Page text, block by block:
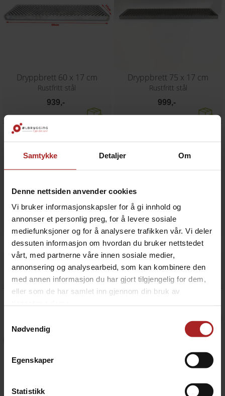
Samtykke Detaljer Om
Denne nettsiden anvender cookies
Vi bruker informasjonskapsler for å gi innhold og
annonser et personlig preg, for å levere sosiale
mediefunksjoner og for å analysere trafikken vår. Vi deler
dessuten informasjon om hvordan du bruker nettstedet
vårt, med partnerne våre innen sosiale medier,
annonsering og analysearbeid, som kan kombinere den
med annen informasjon du har gjort tilgjengelig for dem,
eller som de har samlet inn gjennom din bruk av
Nødvendig
Egenskaper
Statistikk
Dryppbrett 60 x 17 cm
Rustfritt stål
939,-
Dryppbrett 75 x 17 cm
Rustfritt stål
999,-
Dryppbrett for tappetårn i plast
for tappetårn med opptil 120mm diameter
249,-
30,5 x 17,7 cm
549,-